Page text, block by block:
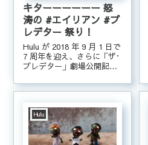
キターーーーーー 怒
涛の #エイリアン #プ
レデター 祭り！
Hulu が 2018 年 9 月 1 日で
7 周年を迎え、さらに「ザ･
プレデター」劇場公開記念
信開始！エイリアン 1 ~ 4プ
レデター 1 ~ 2プレデターズ
AVP（エイリアンvsプレデ
ター） 1 ~ 2プロメテ...
Hulu